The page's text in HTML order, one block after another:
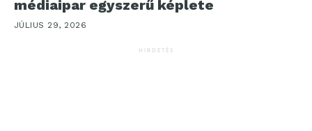
médiaipar egyszerű képlete
JÚLIUS 29, 2026
HIRDETÉS